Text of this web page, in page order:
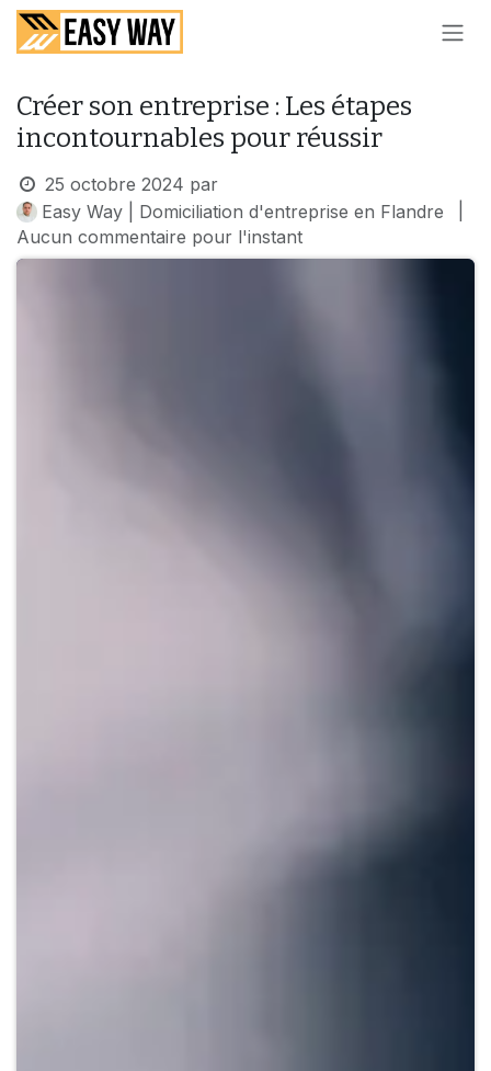
SE RENDRE AU CONTENU
Créer son entreprise : Les étapes
incontournables pour réussir
25 octobre 2024 par
Easy Way | Domiciliation d'entreprise en Flandre
Aucun commentaire pour l'instant